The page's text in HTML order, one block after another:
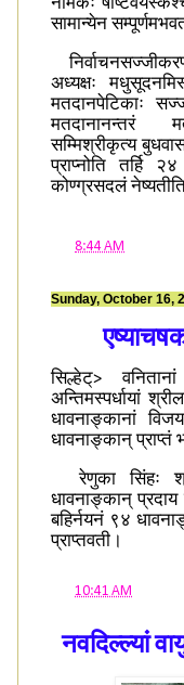
नामकः
सामान्येन
निर्वाचनसज्जीकरणं
अध्यक्षः
मतदानपेटिकाः
मतदानानन्तरं
सम्मिश्रीकृत्य
प्राप्नोति तर्हि
कोण्ग्रसदलं
8:44 AM
Sunday, October 16,
सिल्हेट्>
अन्तिमस्पर्धायां
धावनाङ्कानां
धावनाङ्कान् प्राप्तं
रेणुका सिंहः
धावनाङ्कान् प्रदाय
बहिर्नयनं ९४
प्राप्तवती।
10:41 AM
नवदिल्ल्यां